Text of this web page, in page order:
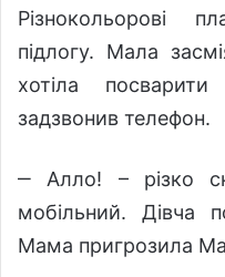
Різнокольорові
підлогу. Мала
хотіла
задзвонив телефон.
‒ Алло! – різко
мобільний. Дівча
Мама пригрозила